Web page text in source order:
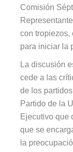
Comisión
con tropiezos,
para iniciar la
La discusión
cede a las
de los
Partido de la
Ejecutivo que
que se
la